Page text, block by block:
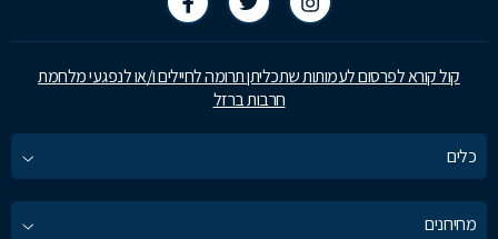
קול קורא לפרסום לעמותות שתכליתן תרומה לחיילים ו/או לנפגעי מלחמת
חרבות ברזל
כלים
מחירונים